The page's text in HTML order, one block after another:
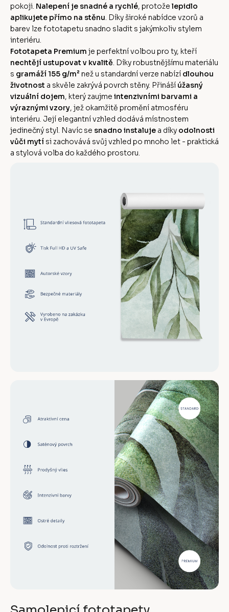
pokoji. Nalepení je snadné a rychlé, protože lepidlo
aplikujete přímo na stěnu . Díky široké nabídce vzorů a
barev lze fototapetu snadno sladit s jakýmkoliv stylem
interiéru.
Fototapeta Premium je perfektní volbou pro ty, kteří
nechtějí ustupovat v kvalitě . Díky robustnějšímu materiálu
s gramáží 155 g/m² než u standardní verze nabízí dlouhou
životnost a skvěle zakrývá povrch stěny. Přináší úžasný
vizuální dojem, který zaujme intenzivními barvami a
výraznými vzory, jež okamžitě promění atmosféru
interiéru. Její elegantní vzhled dodává místnostem
jedinečný styl. Navíc se snadno instaluje a díky odolnosti
vůči mytí si zachovává svůj vzhled po mnoho let - praktická
a stylová volba do každého prostoru.